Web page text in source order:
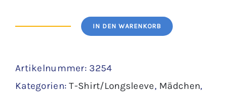
110/116
H&M
IN DEN WARENKORB
Artikelnummer: 3254
Kategorien:T-Shirt/Longsleeve, Mädchen,